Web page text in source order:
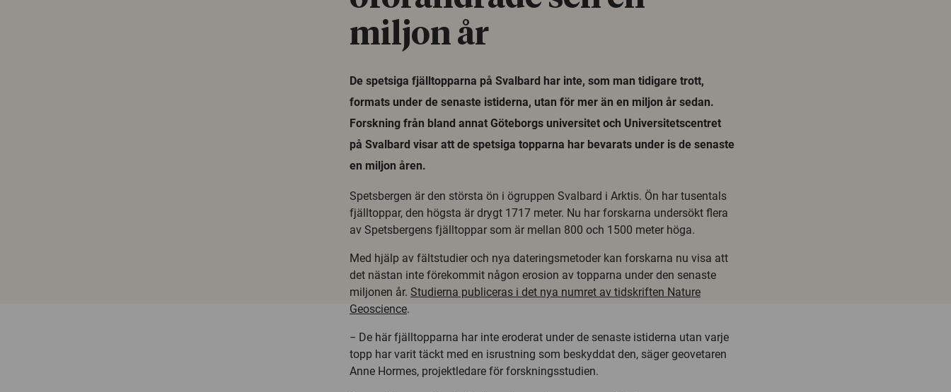
miljon år
De spetsiga fjälltopparna på Svalbard har inte, som man tidigare trott,
formats under de senaste istiderna, utan för mer än en miljon år sedan.
Forskning från bland annat Göteborgs universitet och Universitetscentret
på Svalbard visar att de spetsiga topparna har bevarats under is de senaste
en miljon åren.
Spetsbergen är den största ön i ögruppen Svalbard i Arktis. Ön har tusentals
fjälltoppar, den högsta är drygt 1717 meter. Nu har forskarna undersökt flera
av Spetsbergens fjälltoppar som är mellan 800 och 1500 meter höga.
Med hjälp av fältstudier och nya dateringsmetoder kan forskarna nu visa att
det nästan inte förekommit någon erosion av topparna under den senaste
miljonen år. Studierna publiceras i det nya numret av tidskriften Nature
Geoscience.
− De här fjälltopparna har inte eroderat under de senaste istiderna utan varje
topp har varit täckt med en isrustning som beskyddat den, säger geovetaren
Anne Hormes, projektledare för forskningsstudien.